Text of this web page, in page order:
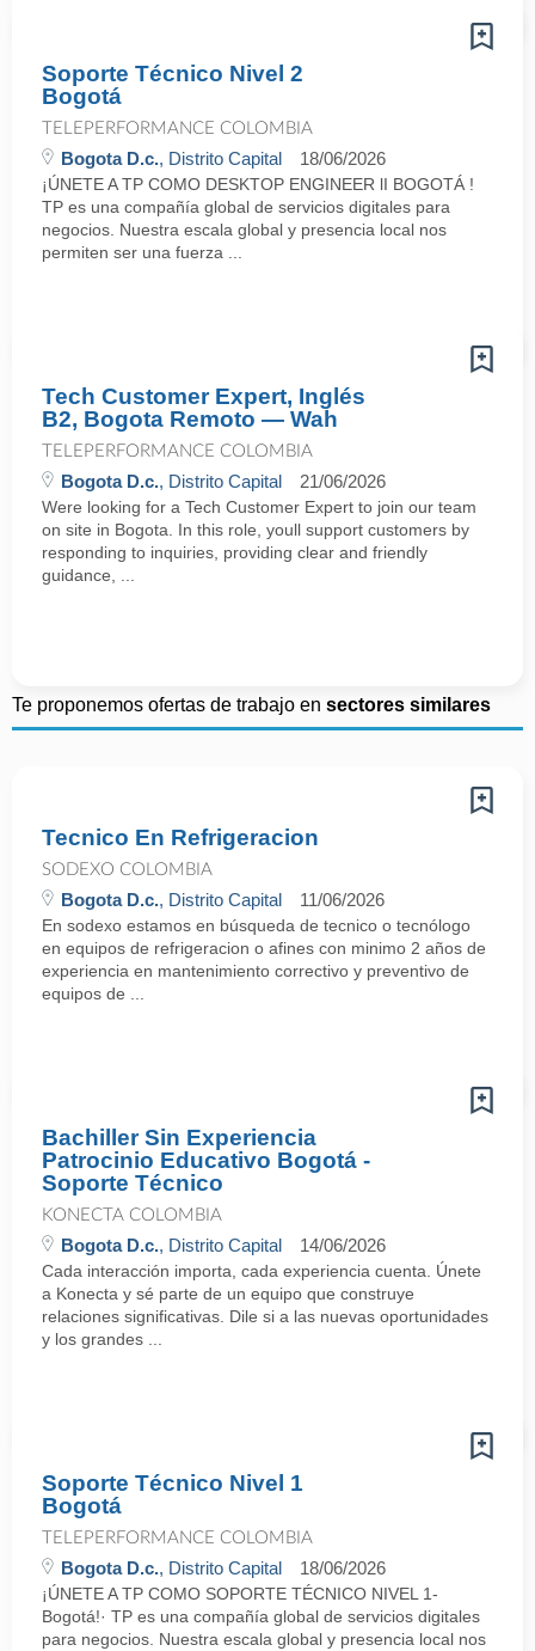
Soporte Técnico Nivel 2
Bogotá
TELEPERFORMANCE COLOMBIA
Bogota D.c., Distrito Capital 18/06/2026
¡ÚNETE A TP COMO DESKTOP ENGINEER lI BOGOTÁ !
TP es una compañía global de servicios digitales para
negocios. Nuestra escala global y presencia local nos
permiten ser una fuerza ...
Tech Customer Expert, Inglés
B2, Bogota Remoto — Wah
TELEPERFORMANCE COLOMBIA
Bogota D.c., Distrito Capital 21/06/2026
Were looking for a Tech Customer Expert to join our team
on site in Bogota. In this role, youll support customers by
responding to inquiries, providing clear and friendly
guidance, ...
Te proponemos ofertas de trabajo en sectores similares
Tecnico En Refrigeracion
SODEXO COLOMBIA
Bogota D.c., Distrito Capital 11/06/2026
En sodexo estamos en búsqueda de tecnico o tecnólogo
en equipos de refrigeracion o afines con minimo 2 años de
experiencia en mantenimiento correctivo y preventivo de
equipos de ...
Bachiller Sin Experiencia
Patrocinio Educativo Bogotá -
Soporte Técnico
KONECTA COLOMBIA
Bogota D.c., Distrito Capital 14/06/2026
Cada interacción importa, cada experiencia cuenta. Únete
a Konecta y sé parte de un equipo que construye
relaciones significativas. Dile si a las nuevas oportunidades
y los grandes ...
Soporte Técnico Nivel 1
Bogotá
TELEPERFORMANCE COLOMBIA
Bogota D.c., Distrito Capital 18/06/2026
¡ÚNETE A TP COMO SOPORTE TÉCNICO NIVEL 1-
Bogotá!· TP es una compañía global de servicios digitales
para negocios. Nuestra escala global y presencia local nos